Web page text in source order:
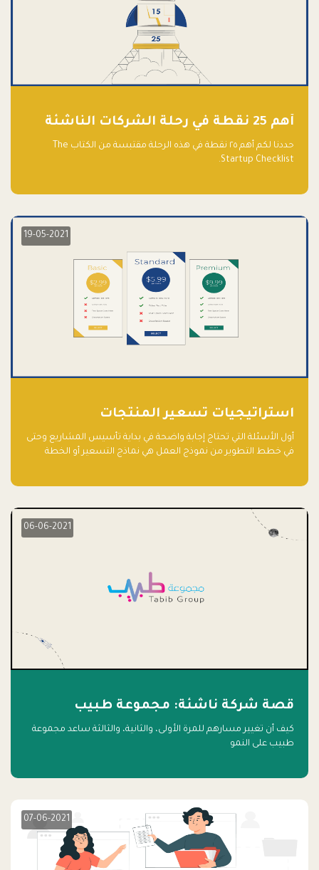
أهم 25 نقطة في رحلة الشركات الناشئة
حددنا لكم أهم ٢٥ نقطة في هذه الرحلة مقتبسة من الكتاب The
Startup Checklist.
19-05-2021
استراتيجيات تسعير المنتجات
أول الأسئلة التي تحتاج إجابة واضحة في بداية تأسيس المشاريع وحتى
في خطط التطوير من نموذج العمل هي نماذج التسعير أو الخطة
06-06-2021
قصة شركة ناشئة: مجموعة طبيب
كيف أن تغيير مسارهم للمرة الأولى، والثانية، والثالثة ساعد مجموعة
طبيب على النمو
07-06-2021